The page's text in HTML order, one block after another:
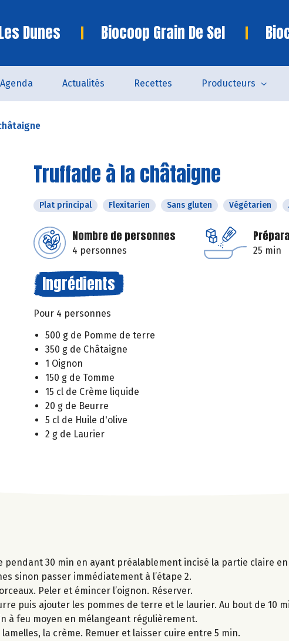
Dunes Biocoop Grain De Sel
Agenda Actualités Recettes Producteurs
Truffade à la châtaigne
Plat principal Flexitarien Sans gluten Végétarien
Nombre de personnes
4 personnes 25 min
Ingrédients
Pour 4 personnes
500 g de Pomme de terre
350 g de Châtaigne
1 Oignon
150 g de Tomme
15 cl de Crème liquide
20 g de Beurre
5 cl de Huile d'olive
2 g de Laurier
pendant 30 min en ayant préalablement incisé la partie claire
sinon passer immédiatement à l’étape 2.
Peler et émincer l’oignon. Réserver.
puis ajouter les pommes de terre et le laurier. Au bout de 10
à feu moyen en mélangeant régulièrement.
la crème. Remuer et laisser cuire entre 5 min.